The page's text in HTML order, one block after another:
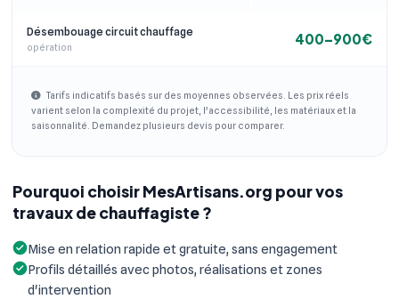
Désembouage circuit chauffage
opération 400–900€
Tarifs indicatifs basés sur des moyennes observées. Les prix réels
varient selon la complexité du projet, l'accessibilité, les matériaux et la
saisonnalité. Demandez plusieurs devis pour comparer.
Pourquoi choisir MesArtisans.org pour vos
travaux de chauffagiste ?
Mise en relation rapide et gratuite, sans engagement
Profils détaillés avec photos, réalisations et zones
d'intervention